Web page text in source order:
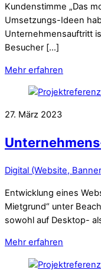
Kundenstimme „Das
Umsetzungs-Ideen
Unternehmensauftritt
Besucher […]
Mehr erfahren
27. März 2023
Digital (Website,
Entwicklung eines
Mietgrund“ unter
sowohl auf Desktop-
Mehr erfahren